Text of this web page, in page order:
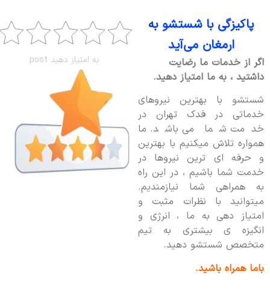
پاکیزگی با شستشو به
ارمغان می‌آید
اگر از خدمات ما رضایت
داشتید ، به ما امتیاز دهید.
شستشو با بهترین نیروهای
خدماتی در فدک تهران در
خدمت شما می باشد. ما
همواره تلاش میکنیم با بهترین
و حرفه ای ترین نیروها در
خدمت شما باشیم ، در این راه
به همراهی شما نیازمندیم.
میتوانید با نظرات مثبت و
امتیاز دهی به ما ، انرژی و
انگیزه ی بیشتری به تیم
متخصص شستشو دهید.
باما همراه باشید.
به امتیاز دهید post